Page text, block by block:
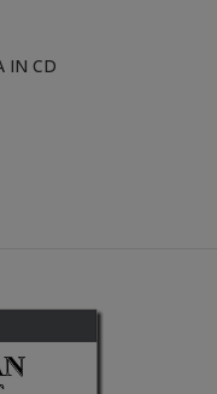
IN CD